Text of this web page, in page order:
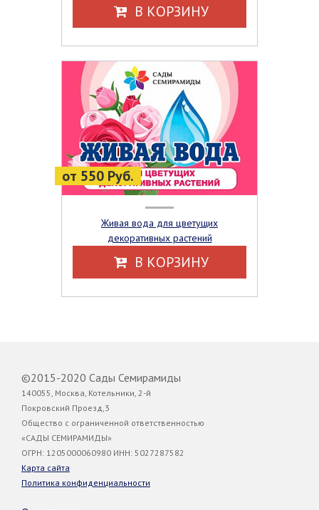
В КОРЗИНУ
от 550 Руб.
Живая вода для цветущих
декоративных растений
В КОРЗИНУ
©2015-2020 Сады Семирамиды
140055, Москва, Котельники, 2-й
Покровский Проезд,3
Общество с ограниченной ответственностью
«САДЫ СЕМИРАМИДЫ»
ОГРН: 1205000060980 ИНН: 5027287582
Карта сайта
Политика конфиденциальности